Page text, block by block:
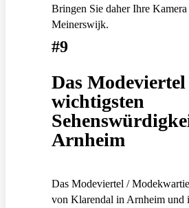
Bringen Sie daher Ihre
Meinerswijk.
#9
Das Modeviertel
wichtigsten
Arnheim
Das Modeviertel /
von Klarendal in Arnheim und